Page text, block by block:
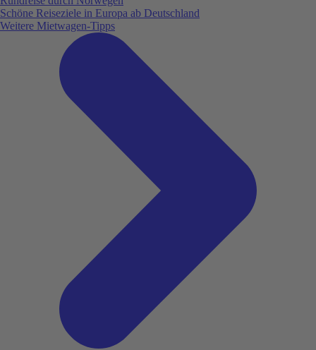
Schöne Reiseziele in Europa ab Deutschland
Weitere Mietwagen-Tipps